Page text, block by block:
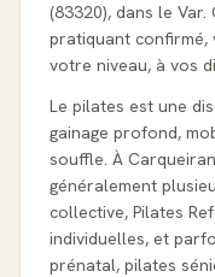
(83320), dans le
pratiquant confirmé,
votre niveau, à vos
Le pilates est une
gainage profond,
souffle. À
généralement
collective, Pilates
individuelles, et
prénatal, pilates